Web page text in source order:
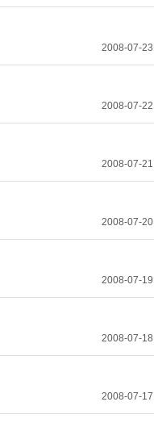
2008-07-23
2008-07-22
2008-07-21
2008-07-20
2008-07-19
2008-07-18
2008-07-17